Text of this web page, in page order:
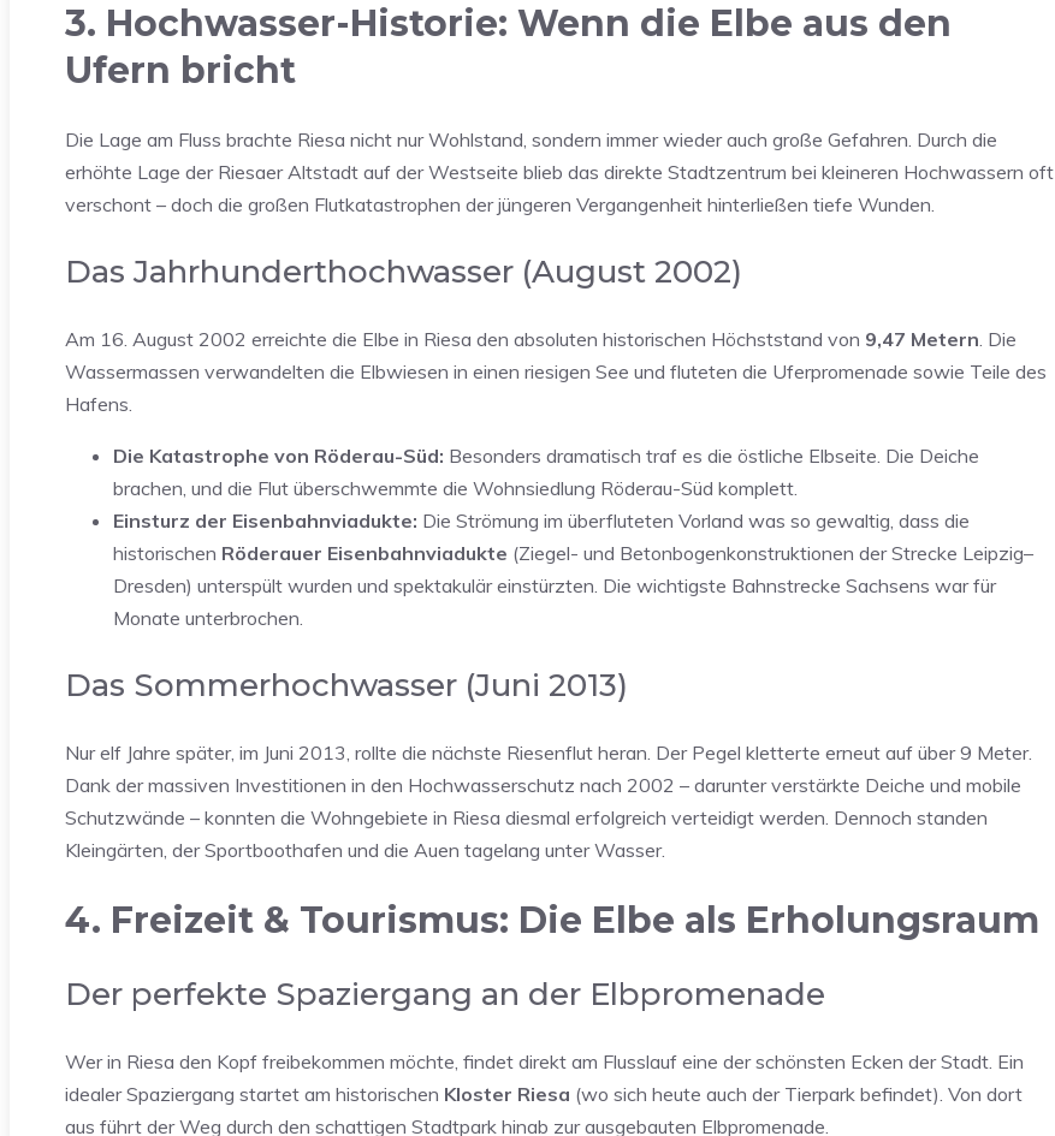
3. Hochwasser-Historie: Wenn die Elbe aus den
Ufern bricht
Die Lage am Fluss brachte Riesa nicht nur Wohlstand, sondern immer wieder auch große Gefahren. Durch die
erhöhte Lage der Riesaer Altstadt auf der Westseite blieb das direkte Stadtzentrum bei kleineren Hochwassern oft
verschont – doch die großen Flutkatastrophen der jüngeren Vergangenheit hinterließen tiefe Wunden.
Das Jahrhunderthochwasser (August 2002)
Am 16. August 2002 erreichte die Elbe in Riesa den absoluten historischen Höchststand von 9,47 Metern. Die
Wassermassen verwandelten die Elbwiesen in einen riesigen See und fluteten die Uferpromenade sowie Teile des
Hafens.
Die Katastrophe von Röderau-Süd: Besonders dramatisch traf es die östliche Elbseite. Die Deiche
brachen, und die Flut überschwemmte die Wohnsiedlung Röderau-Süd komplett.
Einsturz der Eisenbahnviadukte: Die Strömung im überfluteten Vorland was so gewaltig, dass die
historischen Röderauer Eisenbahnviadukte (Ziegel- und Betonbogenkonstruktionen der Strecke Leipzig–
Dresden) unterspült wurden und spektakulär einstürzten. Die wichtigste Bahnstrecke Sachsens war für
Monate unterbrochen.
Das Sommerhochwasser (Juni 2013)
Nur elf Jahre später, im Juni 2013, rollte die nächste Riesenflut heran. Der Pegel kletterte erneut auf über 9 Meter.
Dank der massiven Investitionen in den Hochwasserschutz nach 2002 – darunter verstärkte Deiche und mobile
Schutzwände – konnten die Wohngebiete in Riesa diesmal erfolgreich verteidigt werden. Dennoch standen
Kleingärten, der Sportboothafen und die Auen tagelang unter Wasser.
4. Freizeit & Tourismus: Die Elbe als Erholungsraum
Der perfekte Spaziergang an der Elbpromenade
Wer in Riesa den Kopf freibekommen möchte, findet direkt am Flusslauf eine der schönsten Ecken der Stadt. Ein
idealer Spaziergang startet am historischen Kloster Riesa (wo sich heute auch der Tierpark befindet). Von dort
aus führt der Weg durch den schattigen Stadtpark hinab zur ausgebauten Elbpromenade.